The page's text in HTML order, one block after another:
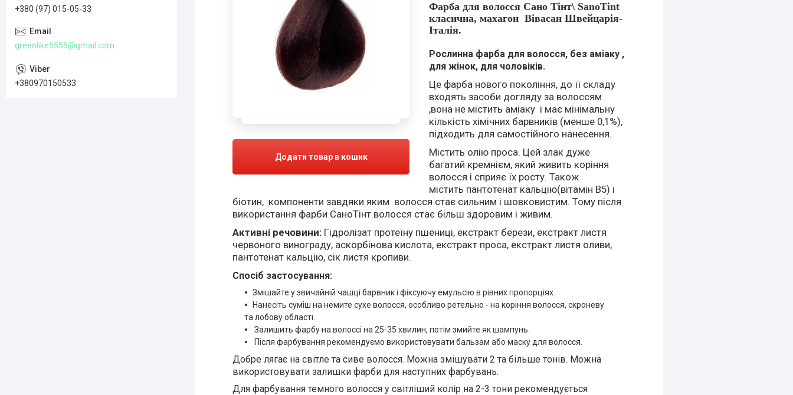
Додати товар в кошик
Фарба для волосся Сано Тінт\ SanoTint
класична, махагон Вівасан Швейцарія-
Італія.
Рослинна фарба для волосся, без аміаку ,
для жінок, для чоловіків.
Це фарба нового покоління, до її складу
входять засоби догляду за волоссям
,вона не містить аміаку і має мінімальну
кількість хімічних барвників (менше 0,1%),
підходить для самостійного нанесення.
Містить олію проса. Цей злак дуже
багатий кремнієм, який живить коріння
волосся і сприяє їх росту. Також
містить пантотенат кальцію(вітамін В5) і
біотин, компоненти завдяки яким волосся стає сильним і шовковистим. Тому після
використання фарби СаноТінт волосся стає більш здоровим і живим.
Активні речовини: Гідролізат протеїну пшениці, екстракт берези, екстракт листя
червоного винограду, аскорбінова кислота, екстракт проса, екстракт листя оливи,
пантотенат кальцію, сік листя кропиви.
Спосіб застосування:
Змішайте у звичайній чашці барвник і фіксуючу емульсію в рівних пропорціях.
Нанесіть суміш на немите сухе волосся, особливо ретельно - на коріння волосся, скроневу
та лобову області.
Залишить фарбу на волоссі на 25-35 хвилин, потім змийте як шампунь.
Після фарбування рекомендуємо використовувати бальзам або маску для волосся.
Добре лягає на світле та сиве волосся. Можна змішувати 2 та більше тонів. Можна
використовувати залишки фарби для наступних фарбувань.
Для фарбування темного волосся у світліший колір на 2-3 тони рекомендується
+380 (97) 015-05-33
greenlike5555@gmail.com
+380970150533